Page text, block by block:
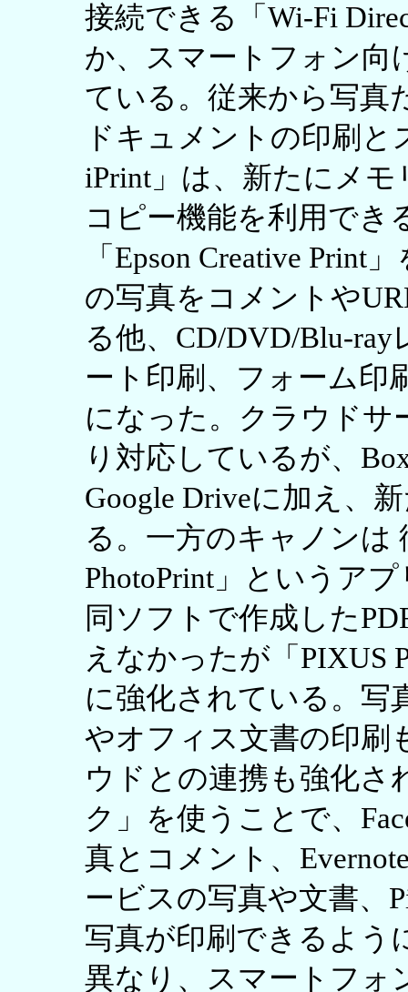
接続できる「Wi-Fi
か、スマートフォン向
ている。従来から写真
ドキュメントの印刷と
iPrint」は、新たにメ
コピー機能を利用でき
「Epson Creative Print
の写真をコメントや
る他、CD/DVD/Blu-
ート印刷、フォーム印
になった。クラウドサ
り対応しているが、
Google Driveに加え、
る。一方のキャノンは
PhotoPrint」というア
同ソフトで作成した
えなかったが「PIXUS
に強化されている。写
やオフィス文書の印刷
ウドとの連携も強化さ
ク」を使うことで、
真とコメント、
ービスの写真や文書、
写真が印刷できるよう
異なり、スマートフォ